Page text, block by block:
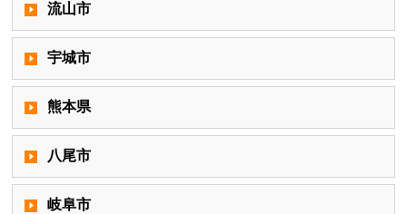
流山市
宇城市
熊本県
八尾市
岐阜市